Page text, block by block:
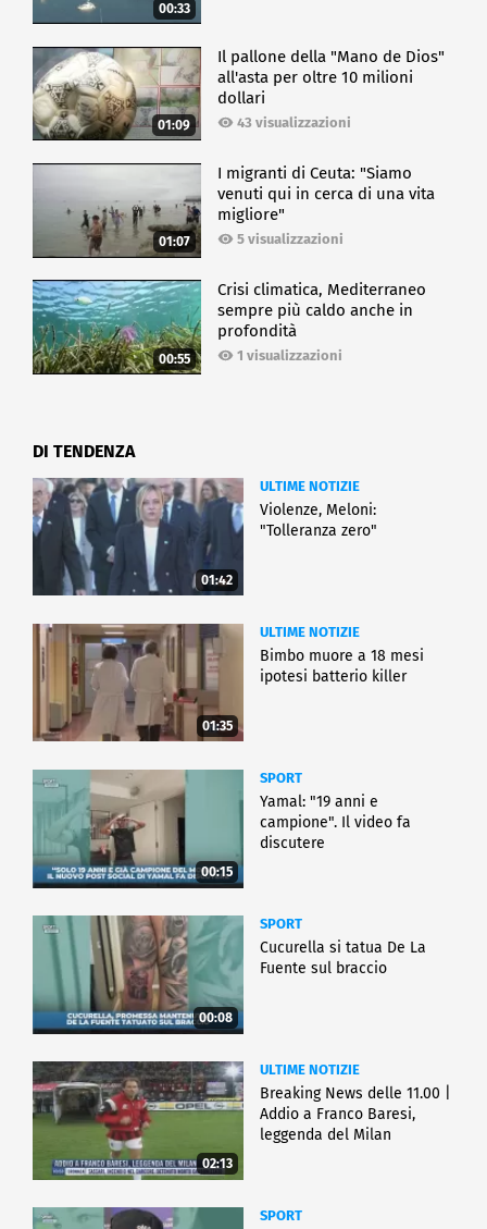
00:33
01:09
Il pallone della "Mano de Dios"
all'asta per oltre 10 milioni
dollari
43 visualizzazioni
01:07
I migranti di Ceuta: "Siamo
venuti qui in cerca di una vita
migliore"
5 visualizzazioni
00:55
Crisi climatica, Mediterraneo
sempre più caldo anche in
profondità
1 visualizzazioni
DI TENDENZA
01:42
ULTIME NOTIZIE
Violenze, Meloni:
"Tolleranza zero"
01:35
ULTIME NOTIZIE
Bimbo muore a 18 mesi
ipotesi batterio killer
00:15
SPORT
Yamal: "19 anni e
campione". Il video fa
discutere
00:08
SPORT
Cucurella si tatua De La
Fuente sul braccio
02:13
ULTIME NOTIZIE
Breaking News delle 11.00 |
Addio a Franco Baresi,
leggenda del Milan
SPORT